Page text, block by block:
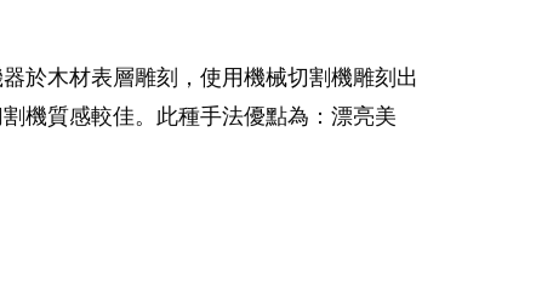
於木材表層雕刻，使用機械切割機雕刻出
機質感較佳。此種手法優點為：漂亮美